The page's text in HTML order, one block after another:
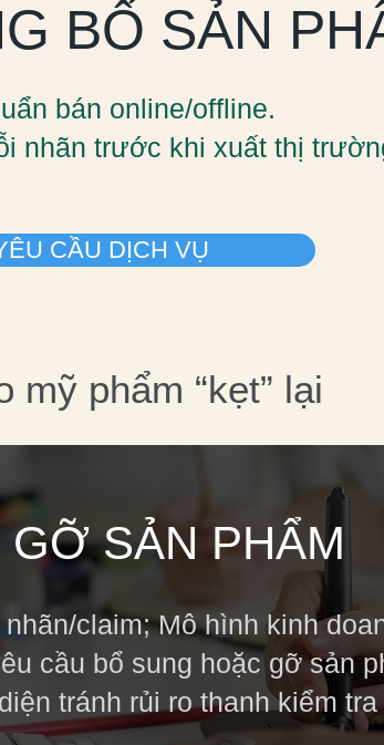
BỐ SẢN
bán online/offline.
nhãn trước khi xuất thị
CẦU DỊCH VỤ
mỹ phẩm “kẹt” lại
GỠ SẢN PHẨM
claim; Mô hình kinh
cầu bổ sung hoặc gỡ sản
tránh rủi ro thanh kiểm tra